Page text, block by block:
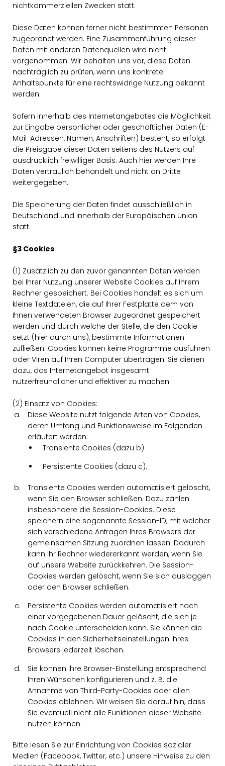
nichtkommerziellen Zwecken statt.
Diese Daten können ferner nicht bestimmten Personen
zugeordnet werden. Eine Zusammenführung dieser
Daten mit anderen Datenquellen wird nicht
vorgenommen. Wir behalten uns vor, diese Daten
nachträglich zu prüfen, wenn uns konkrete
Anhaltspunkte für eine rechtswidrige Nutzung bekannt
werden.
Sofern innerhalb des Internetangebotes die Möglichkeit
zur Eingabe persönlicher oder geschäftlicher Daten (E-
Mail-Adressen, Namen, Anschriften) besteht, so erfolgt
die Preisgabe dieser Daten seitens des Nutzers auf
ausdrücklich freiwilliger Basis. Auch hier werden Ihre
Daten vertraulich behandelt und nicht an Dritte
weitergegeben.
Die Speicherung der Daten findet ausschließlich in
Deutschland und innerhalb der Europäischen Union
statt.
§3 Cookies
(1) Zusätzlich zu den zuvor genannten Daten werden
bei Ihrer Nutzung unserer Website Cookies auf Ihrem
Rechner gespeichert. Bei Cookies handelt es sich um
kleine Textdateien, die auf Ihrer Festplatte dem von
Ihnen verwendeten Browser zugeordnet gespeichert
werden und durch welche der Stelle, die den Cookie
setzt (hier durch uns), bestimmte Informationen
zufließen. Cookies können keine Programme ausführen
oder Viren auf Ihren Computer übertragen. Sie dienen
dazu, das Internetangebot insgesamt
nutzerfreundlicher und effektiver zu machen.
(2) Einsatz von Cookies:
Diese Website nutzt folgende Arten von Cookies,
deren Umfang und Funktionsweise im Folgenden
erläutert werden:
Transiente Cookies (dazu b)
Persistente Cookies (dazu c).
Transiente Cookies werden automatisiert gelöscht,
wenn Sie den Browser schließen. Dazu zählen
insbesondere die Session-Cookies. Diese
speichern eine sogenannte Session-ID, mit welcher
sich verschiedene Anfragen Ihres Browsers der
gemeinsamen Sitzung zuordnen lassen. Dadurch
kann Ihr Rechner wiedererkannt werden, wenn Sie
auf unsere Website zurückkehren. Die Session-
Cookies werden gelöscht, wenn Sie sich ausloggen
oder den Browser schließen.
Persistente Cookies werden automatisiert nach
einer vorgegebenen Dauer gelöscht, die sich je
nach Cookie unterscheiden kann. Sie können die
Cookies in den Sicherheitseinstellungen Ihres
Browsers jederzeit löschen.
Sie können Ihre Browser-Einstellung entsprechend
Ihren Wünschen konfigurieren und z. B. die
Annahme von Third-Party-Cookies oder allen
Cookies ablehnen. Wir weisen Sie darauf hin, dass
Sie eventuell nicht alle Funktionen dieser Website
nutzen können.
Bitte lesen Sie zur Einrichtung von Cookies sozialer
Medien (Facebook, Twitter, etc.) unsere Hinweise zu den